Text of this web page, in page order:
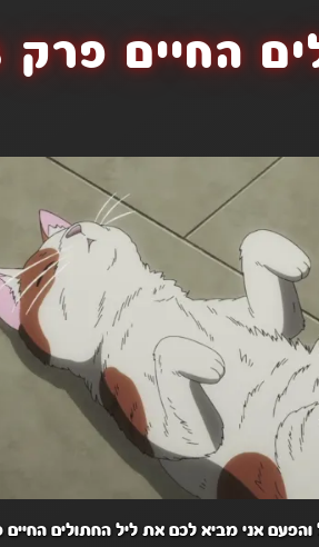
החיים פרק 8
אני מביא לכם את ליל החתולים החיים